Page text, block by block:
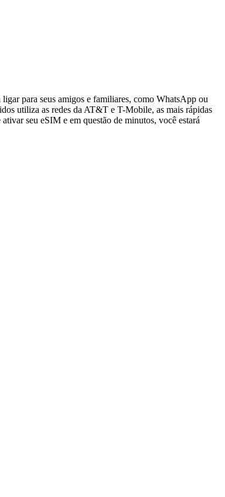
para seus amigos e familiares, como WhatsApp ou
utiliza as redes da AT&T e T-Mobile, as mais rápidas
seu eSIM e em questão de minutos, você estará